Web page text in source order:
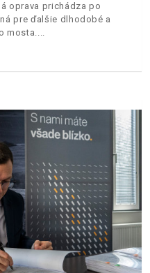
oprava prichádza po
pre ďalšie dlhodobé a
mosta.